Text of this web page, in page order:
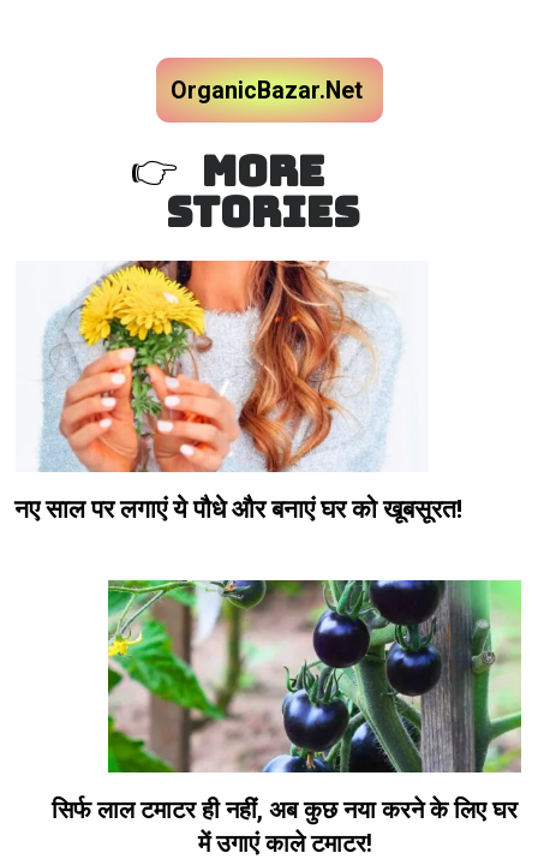
MORE
STORIES
नए साल पर लगाएं ये पौधे और बनाएं घर को खूबसूरत!
सिर्फ लाल टमाटर ही नहीं, अब कुछ नया करने के लिए घर
में उगाएं काले टमाटर!
OrganicBazar.Net
👉